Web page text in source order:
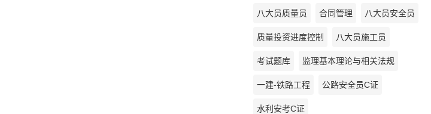
八大员质量员 合同管理 八大员安全员
质量投资进度控制 八大员施工员
考试题库 监理基本理论与相关法规
一建-铁路工程 公路安全员C证
水利安考C证